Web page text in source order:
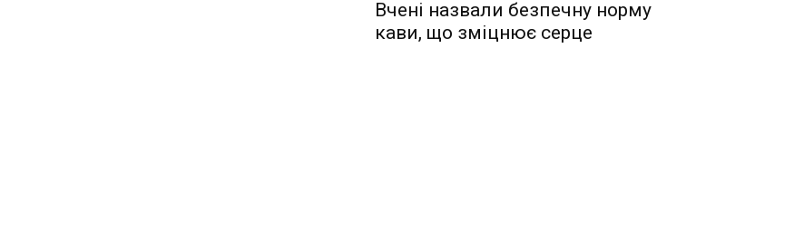
Вчені назвали безпечну норму
кави, що зміцнює серце